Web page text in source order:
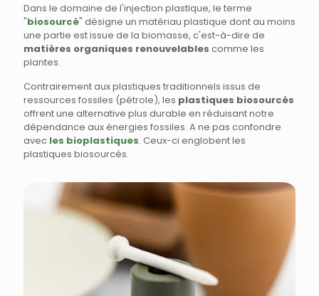
Dans le domaine de l'injection plastique, le terme
"biosourcé" désigne un matériau plastique dont au moins
une partie est issue de la biomasse, c'est-à-dire de
matières organiques renouvelables comme les
plantes.
Contrairement aux plastiques traditionnels issus de
ressources fossiles (pétrole), les plastiques biosourcés
offrent une alternative plus durable en réduisant notre
dépendance aux énergies fossiles. A ne pas confondre
avec les bioplastiques. Ceux-ci englobent les
plastiques biosourcés.